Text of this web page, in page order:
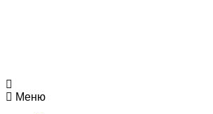
Меню